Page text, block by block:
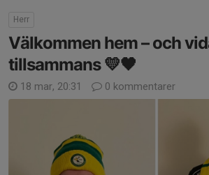
Herr
Välkommen hem – och
tillsammans 💛🖤
18 mar, 20:31 0 kommentarer